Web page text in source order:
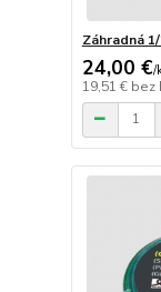
Záhradná
24,00 €/
19,51 € bez